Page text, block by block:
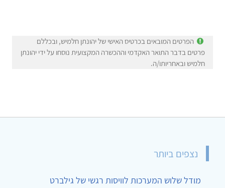
הפרטים המובאים בכרטיס האישי של יהונתן חלמיש, ובכללם
פרטים בדבר התואר האקדמי וההכשרה המקצועית נוסחו על ידי יהונתן
חלמיש ובאחריותו/ה.
נצפים ביותר
מודל שלוש המערכות לוויסות רגשי של גילברט